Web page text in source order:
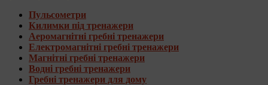
Пульсометри
Килимки під тренажери
Аеромагнітні гребні тренажери
Електромагнітні гребні тренажери
Магнітні гребні тренажери
Водні гребні тренажери
Гребні тренажери для дому